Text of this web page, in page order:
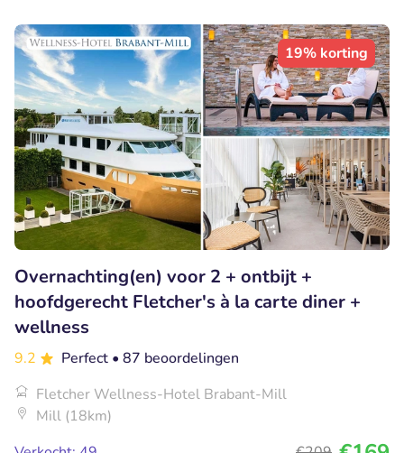
19% korting
Overnachting(en) voor 2 + ontbijt +
hoofdgerecht Fletcher's à la carte diner +
wellness
9.2 Perfect • 87 beoordelingen
Fletcher Wellness-Hotel Brabant-Mill
Mill (18km)